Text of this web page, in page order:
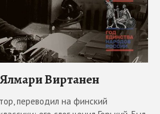
Виртанен
переводил на финский